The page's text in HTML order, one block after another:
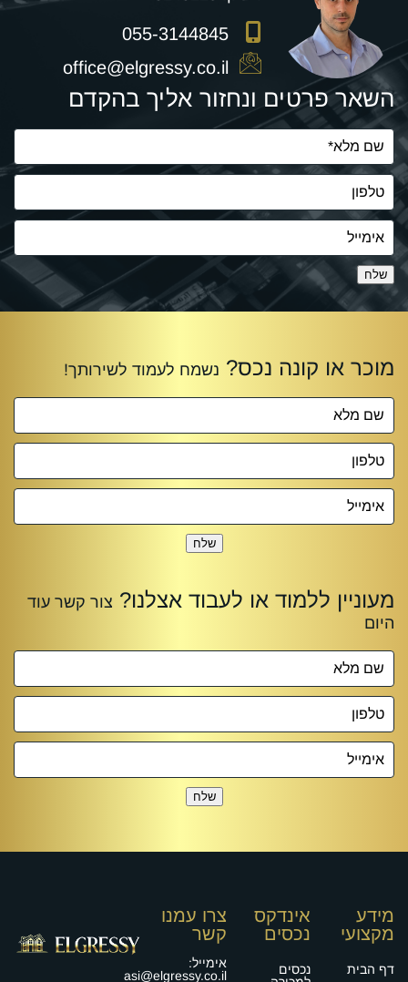
055-3144845
office@elgressy.co.il
השאר פרטים ונחזור אליך בהקדם
שלח
שלח
שלח
מידע
מקצועי
דף הבית
אינדקס
נכסים
נכסים
צרו עמנו
קשר
אימייל:
asi@elgressy.co.il